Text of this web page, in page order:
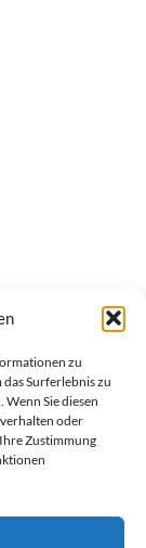
zu
Surferlebnis zu
Sie diesen
oder
Zustimmung